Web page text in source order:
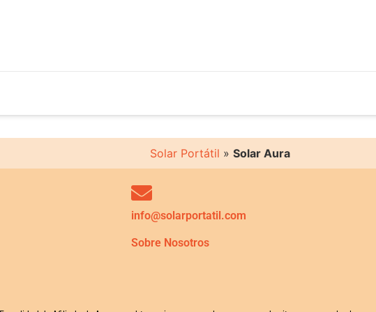
Solar Portátil » Solar Aura
info@solarportatil.com
Sobre Nosotros